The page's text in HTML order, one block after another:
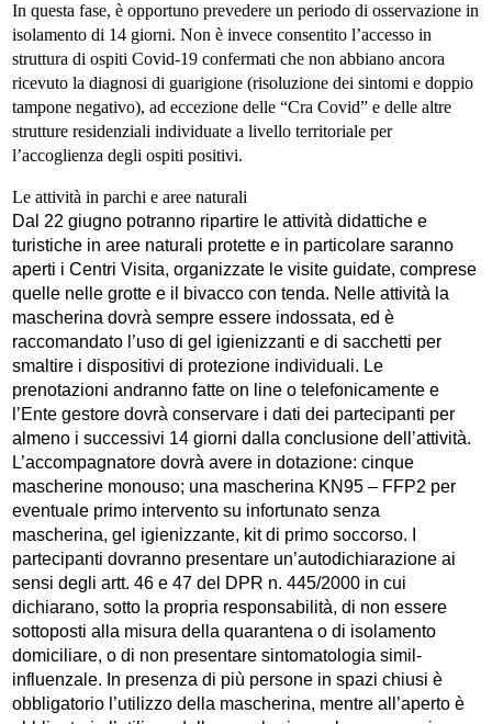
In questa fase, è opportuno prevedere un periodo di osservazione in
isolamento di 14 giorni. Non è invece consentito l’accesso in
struttura di ospiti Covid-19 confermati che non abbiano ancora
ricevuto la diagnosi di guarigione (risoluzione dei sintomi e doppio
tampone negativo), ad eccezione delle “Cra Covid” e delle altre
strutture residenziali individuate a livello territoriale per
l’accoglienza degli ospiti positivi.
Le attività in parchi e aree naturali
Dal 22 giugno potranno ripartire le attività didattiche e
turistiche in aree naturali protette e in particolare saranno
aperti i Centri Visita, organizzate le visite guidate, comprese
quelle nelle grotte e il bivacco con tenda. Nelle attività la
mascherina dovrà sempre essere indossata, ed è
raccomandato l’uso di gel igienizzanti e di sacchetti per
smaltire i dispositivi di protezione individuali. Le
prenotazioni andranno fatte on line o telefonicamente e
l’Ente gestore dovrà conservare i dati dei partecipanti per
almeno i successivi 14 giorni dalla conclusione dell’attività.
L’accompagnatore dovrà avere in dotazione: cinque
mascherine monouso; una mascherina KN95 – FFP2 per
eventuale primo intervento su infortunato senza
mascherina, gel igienizzante, kit di primo soccorso. I
partecipanti dovranno presentare un’autodichiarazione ai
sensi degli artt. 46 e 47 del DPR n. 445/2000 in cui
dichiarano, sotto la propria responsabilità, di non essere
sottoposti alla misura della quarantena o di isolamento
domiciliare, o di non presentare sintomatologia simil-
influenzale. In presenza di più persone in spazi chiusi è
obbligatorio l’utilizzo della mascherina, mentre all’aperto è